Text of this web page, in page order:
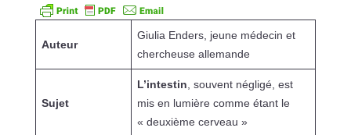
Auteur
Giulia Enders, jeune médecin et
chercheuse allemande
Sujet
L’intestin , souvent négligé, est
mis en lumière comme étant le
« deuxième cerveau »